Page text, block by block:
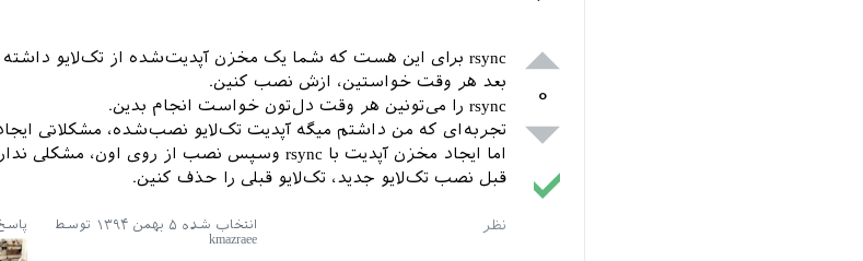
۰
rsync برای این هست که شما یک مخزن آپدیت‌شده از تک‌لایو داشته باشین.
بعد هر وقت خواستین، ازش نصب کنین.
rsync را می‌تونین هر وقت دل‌تون خواست انجام بدین.
تجربه‌ای که من داشتم میگه آپدیت تک‌لایو نصب‌شده، مشکلاتی
اما ایجاد مخزن آپدیت با rsync وسپس نصب از روی اون، مشکلی نداره.
قبل نصب تک‌لایو جدید، تک‌لایو قبلی را حذف کنین.
انتخاب شده ۵ بهمن ۱۳۹۴
توسط
kmazraee